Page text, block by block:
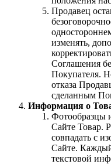
Продавец
изменять,
Соглашения
Покупателя.
отказа
сделанным
Информация о
Фотообразцы
Сайте Товар.
совпадать с
Сайте.
текстовой